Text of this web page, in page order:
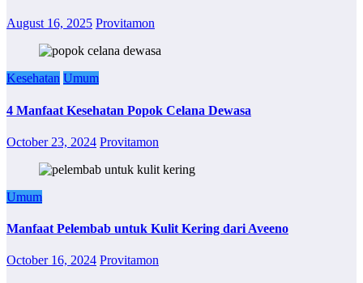
August 16, 2025 Provitamon
Kesehatan Umum
4 Manfaat Kesehatan Popok Celana Dewasa
October 23, 2024 Provitamon
Umum
Manfaat Pelembab untuk Kulit Kering dari Aveeno
October 16, 2024 Provitamon